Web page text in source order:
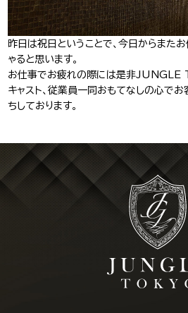
J-Tokyo
Entertainment
プロ
昨日は祝日ということで、今日からまた
ゃると思います。
お仕事でお疲れの際には是非JUNGLE
キャスト、従業員一同おもてなしの心で
ちしております。